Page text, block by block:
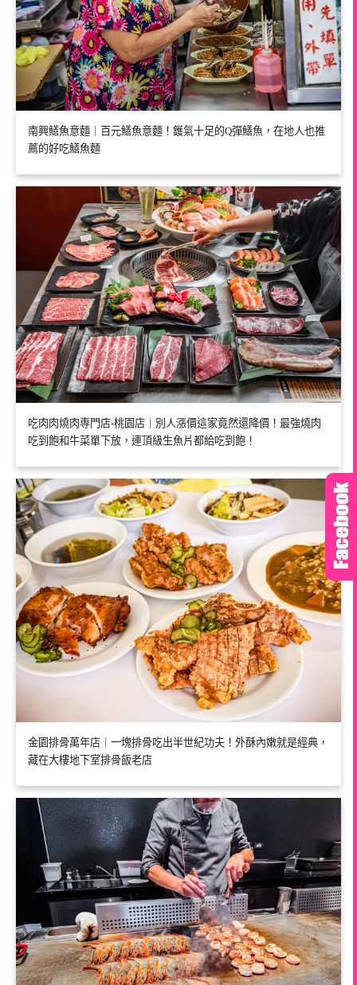
南興鱔魚意麵｜百元鱔魚意麵！鑊氣十足的Q彈鱔魚，在地人也推
薦的好吃鱔魚麵
吃肉肉燒肉専門店-桃園店｜別人漲價這家竟然還降價！最強燒肉
吃到飽和牛菜單下放，連頂級生魚片都給吃到飽！
金園排骨萬年店｜一塊排骨吃出半世紀功夫！外酥內嫩就是經典，
藏在大樓地下室排骨飯老店